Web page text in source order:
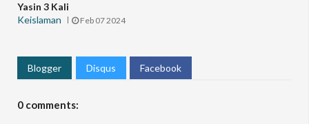
Yasin 3 Kali
Keislaman
Feb 07 2024
Blogger Disqus Facebook
0 comments: